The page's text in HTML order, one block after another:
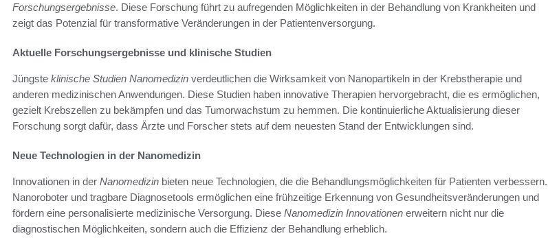
Forschungsergebnisse. Diese Forschung führt zu aufregenden Möglichkeiten in der Behandlung von Krankheiten und
zeigt das Potenzial für transformative Veränderungen in der Patientenversorgung.
Aktuelle Forschungsergebnisse und klinische Studien
Jüngste klinische Studien Nanomedizin verdeutlichen die Wirksamkeit von Nanopartikeln in der Krebstherapie und
anderen medizinischen Anwendungen. Diese Studien haben innovative Therapien hervorgebracht, die es ermöglichen,
gezielt Krebszellen zu bekämpfen und das Tumorwachstum zu hemmen. Die kontinuierliche Aktualisierung dieser
Forschung sorgt dafür, dass Ärzte und Forscher stets auf dem neuesten Stand der Entwicklungen sind.
Neue Technologien in der Nanomedizin
Innovationen in der Nanomedizin bieten neue Technologien, die die Behandlungsmöglichkeiten für Patienten verbessern.
Nanoroboter und tragbare Diagnosetools ermöglichen eine frühzeitige Erkennung von Gesundheitsveränderungen und
fördern eine personalisierte medizinische Versorgung. Diese Nanomedizin Innovationen erweitern nicht nur die
diagnostischen Möglichkeiten, sondern auch die Effizienz der Behandlung erheblich.